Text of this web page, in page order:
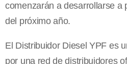
comenzarán a desarrollarse a
del próximo año.
El Distribuidor Diesel YPF es
por una red de distribuidores